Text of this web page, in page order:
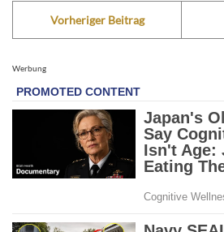
Vorheriger Beitrag
Werbung